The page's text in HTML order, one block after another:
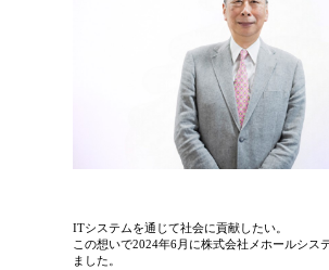
ITシステムを通じて社会に貢献したい。
この想いで2024年6月に株式会社メホールシス
ました。